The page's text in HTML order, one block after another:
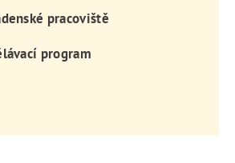
pracoviště
program